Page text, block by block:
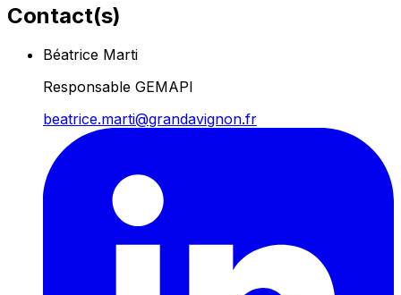
Contact(s)
Béatrice Marti
Responsable GEMAPI
beatrice.marti@grandavignon.fr